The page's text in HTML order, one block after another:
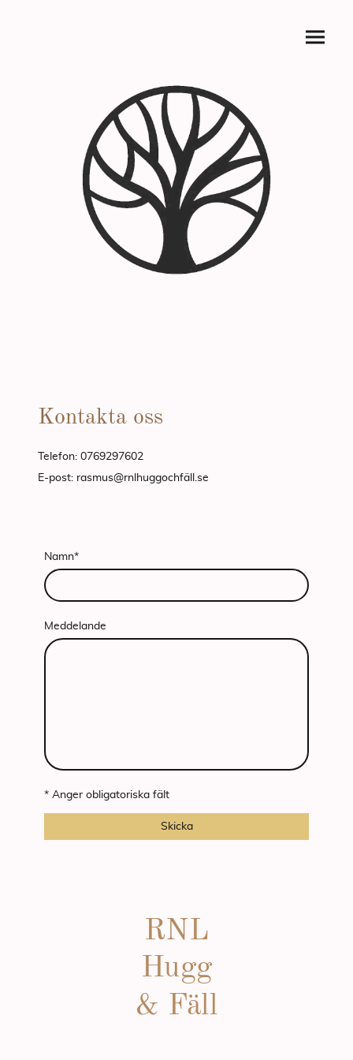
Kontakta oss
Telefon: 0769297602
E-post: rasmus@rnlhuggochfäll.se
Namn*
Meddelande
* Anger obligatoriska fält
Skicka
RNL
Hugg
& Fäll